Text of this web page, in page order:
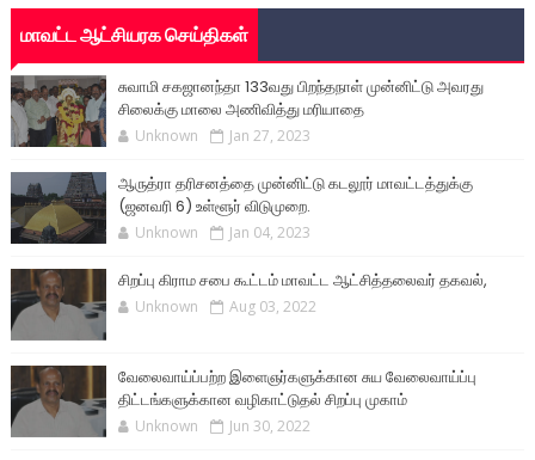
மாவட்ட ஆட்சியரக செய்திகள்
சுவாமி சகஜானந்தா 133வது பிறந்தநாள் முன்னிட்டு அவரது
சிலைக்கு மாலை அணிவித்து மரியாதை
Unknown Jan 27, 2023
ஆருத்ரா தரிசனத்தை முன்னிட்டு கடலூர் மாவட்டத்துக்கு
(ஜனவரி 6) உள்ளூர் விடுமுறை.
Unknown Jan 04, 2023
சிறப்பு கிராம சபை கூட்டம் மாவட்ட ஆட்சித்தலைவர் தகவல்,
Unknown Aug 03, 2022
வேலைவாய்ப்பற்ற இளைஞர்களுக்கான சுய வேலைவாய்ப்பு
திட்டங்களுக்கான வழிகாட்டுதல் சிறப்பு முகாம்
Unknown Jun 30, 2022